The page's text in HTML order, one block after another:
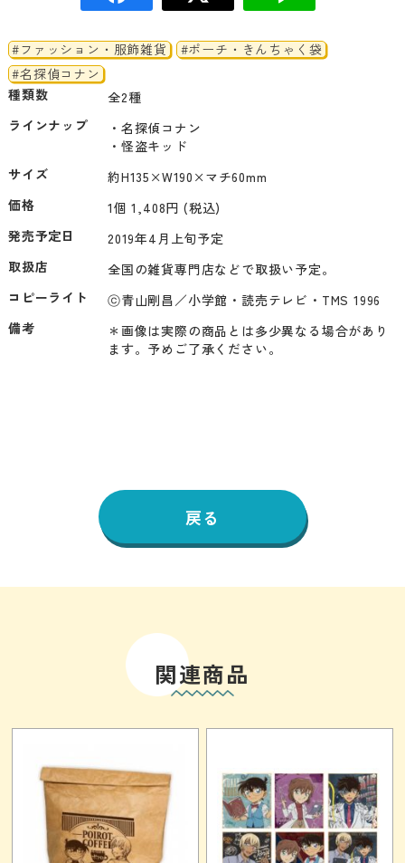
#ファッション・服飾雑貨
#ポーチ・きんちゃく袋
#名探偵コナン
種類数
全2種
ラインナップ
・名探偵コナン
・怪盗キッド
サイズ
約H135×W190×マチ60mm
価格
1個 1,408円 (税込)
発売予定日
2019年4月上旬予定
取扱店
全国の雑貨専門店などで取扱い予定。
コピーライト
ⓒ青山剛昌／小学館・読売テレビ・TMS 1996
備考
＊画像は実際の商品とは多少異なる場合があり
ます。予めご了承ください。
戻る
関連商品